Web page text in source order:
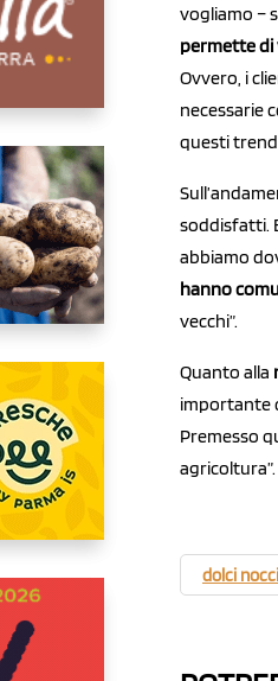
vogliamo –
permette di
Ovvero, i
necessarie
questi
soddisfatti.
abbiamo
hanno
vecchi”.
Quanto alla
importante
Premesso
agricoltura”.
dolci